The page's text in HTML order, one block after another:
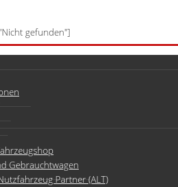
Gebrauchtwagen
Partner (ALT)
gefunden"]